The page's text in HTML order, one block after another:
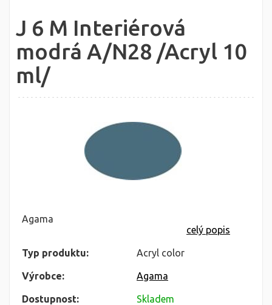
J 6 M Interiérová
modrá A/N28 /Acryl 10
ml/
Agama
celý popis
Typ produktu: Acryl color
Výrobce: Agama
Dostupnost: Skladem